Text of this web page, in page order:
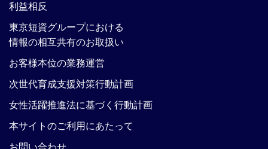
利益相反
東京短資グループにおける
情報の相互共有のお取扱い
お客様本位の業務運営
次世代育成支援対策行動計画
女性活躍推進法に基づく行動計画
本サイトのご利用にあたって
お問い合わせ